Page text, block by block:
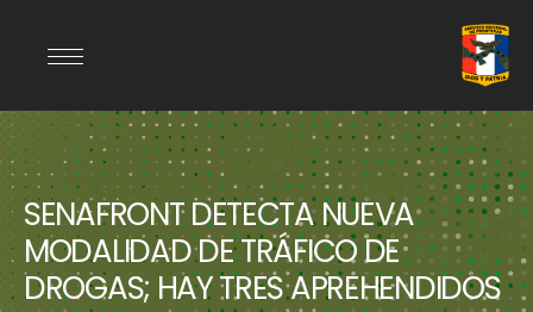
SENAFRONT DETECTA NUEVA
MODALIDAD DE TRÁFICO DE
DROGAS; HAY TRES APREHENDIDOS